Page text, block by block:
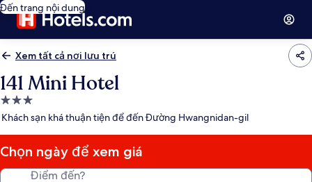
Đến trang nội dung
Xem tất cả nơi lưu trú
141 Mini Hotel
Nơi
lưu
3.0
sao
Khách sạn khá thuận tiện để đến Đường Hwangnidan-gil
Chọn ngày để xem giá
Điểm đến?